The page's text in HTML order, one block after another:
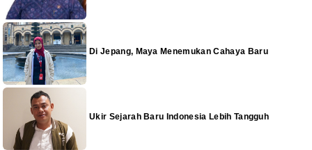
Di Jepang, Maya Menemukan Cahaya Baru
Ukir Sejarah Baru Indonesia Lebih Tangguh